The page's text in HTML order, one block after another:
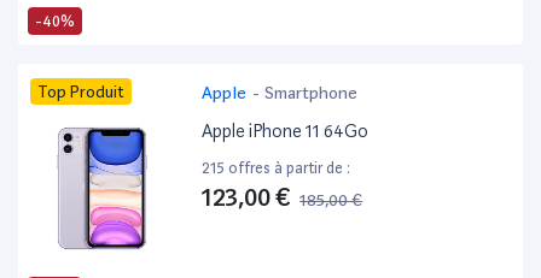
-40%
Top Produit Apple - Smartphone
Apple iPhone 11 64Go
215 offres à partir de :
123,00 € 185,00 €